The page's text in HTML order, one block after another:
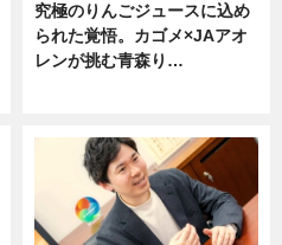
究極のりんごジュースに込め
られた覚悟。カゴメ×JAアオ
レンが挑む青森り…